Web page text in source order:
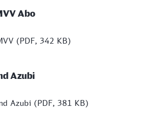
Abo
(PDF, 342 KB)
Azubi
Azubi (PDF, 381 KB)